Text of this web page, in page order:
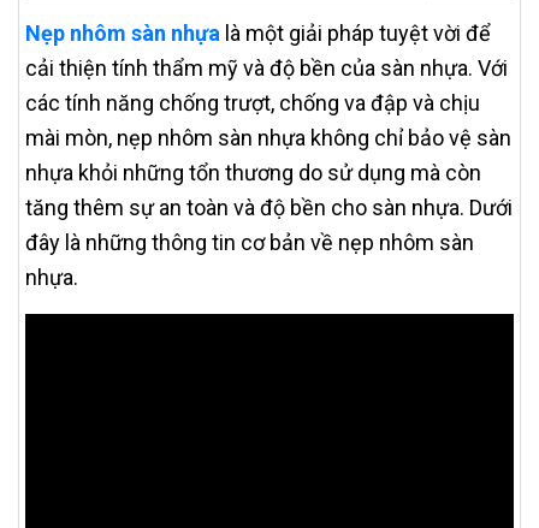
Nẹp nhôm sàn nhựa là một giải pháp tuyệt vời để
cải thiện tính thẩm mỹ và độ bền của sàn nhựa. Với
các tính năng chống trượt, chống va đập và chịu
mài mòn, nẹp nhôm sàn nhựa không chỉ bảo vệ sàn
nhựa khỏi những tổn thương do sử dụng mà còn
tăng thêm sự an toàn và độ bền cho sàn nhựa. Dưới
đây là những thông tin cơ bản về nẹp nhôm sàn
nhựa.